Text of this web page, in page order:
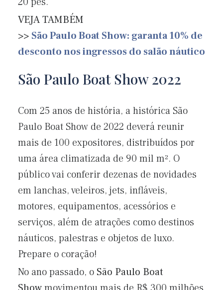
VEJA TAMBÉM
>> São Paulo Boat Show: garanta 10% de
desconto nos ingressos do salão náutico
São Paulo Boat Show 2022
Com 25 anos de história, a histórica São
Paulo Boat Show de 2022 deverá reunir
mais de 100 expositores, distribuídos por
uma área climatizada de 90 mil m². O
público vai conferir dezenas de novidades
em lanchas, veleiros, jets, infláveis,
motores, equipamentos, acessórios e
serviços, além de atrações como destinos
náuticos, palestras e objetos de luxo.
Prepare o coração!
No ano passado, o São Paulo Boat